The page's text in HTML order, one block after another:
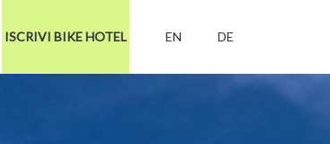
ISCRIVI BIKE HOTEL EN DE